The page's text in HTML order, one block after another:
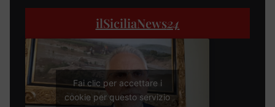
ilSiciliaNews24
Fai clic per accettare i
cookie per questo servizio